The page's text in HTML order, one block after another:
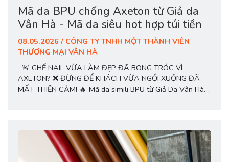
Mã da BPU chống Axeton từ Giả da
Vân Hà - Mã da siêu hot hợp túi tiền
08.05.2026 / CÔNG TY TNHH MỘT THÀNH VIÊN
THƯƠNG MẠI VÂN HÀ
🚨 GHẾ NAIL VỪA LÀM ĐẸP ĐÃ BONG TRÓC VÌ
AXETON? ❌ ĐỪNG ĐỂ KHÁCH VỪA NGỒI XUỐNG ĐÃ
MẤT THIỆN CẢM! 🔥 Mã da simili BPU từ Giả Da Vân Hà –